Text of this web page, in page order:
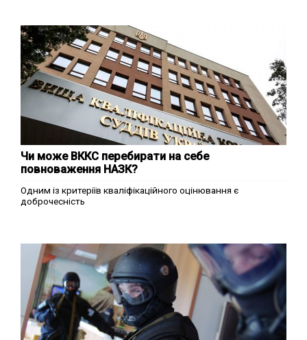
Чи може ВККС перебирати на себе
повноваження НАЗК?
Одним із критеріїв кваліфікаційного оцінювання є
доброчесність